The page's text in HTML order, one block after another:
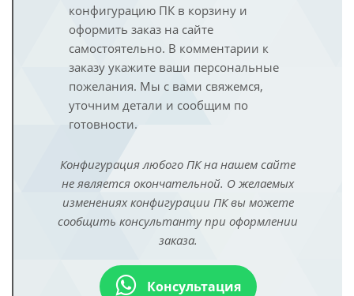
конфигурацию ПК в корзину и
оформить заказ на сайте
самостоятельно. В комментарии к
заказу укажите ваши персональные
пожелания. Мы с вами свяжемся,
уточним детали и сообщим по
готовности.
Конфигурация любого ПК на нашем сайте
не является окончательной. О желаемых
изменениях конфигурации ПК вы можете
сообщить консультанту при оформлении
заказа.
Консультация